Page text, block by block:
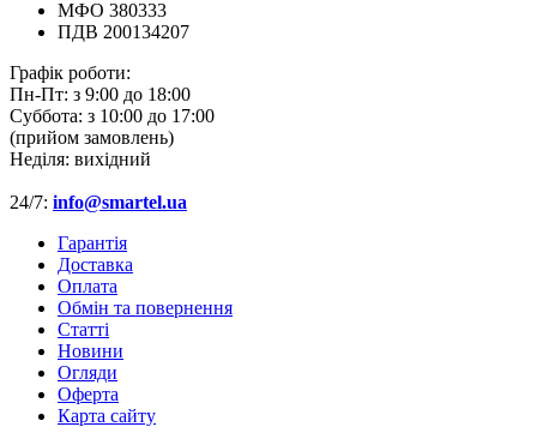
МФО 380333
ПДВ 200134207
Графік роботи:
Пн-Пт: з 9:00 до 18:00
Суббота: з 10:00 до 17:00
(прийом замовлень)
Неділя: вихідний
24/7: info@smartel.ua
Гарантія
Доставка
Оплата
Обмін та повернення
Cтатті
Новини
Огляди
Оферта
Карта сайту